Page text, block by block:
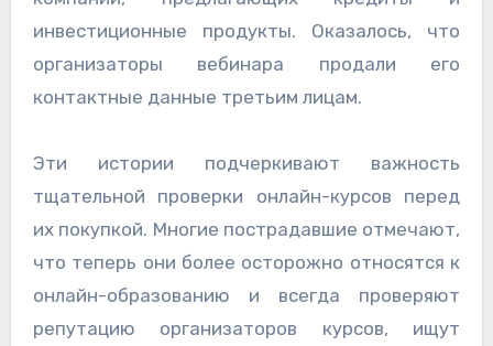
инвестиционные продукты. Оказалось, что
организаторы вебинара продали его
контактные данные третьим лицам.
Эти истории подчеркивают важность
тщательной проверки онлайн-курсов перед
их покупкой. Многие пострадавшие отмечают,
что теперь они более осторожно относятся к
онлайн-образованию и всегда проверяют
репутацию организаторов курсов, ищут